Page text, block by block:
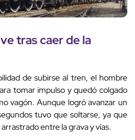
tras caer de la
de subirse al tren, el hombre
tomar impulso y quedó colgado
vagón. Aunque logró avanzar un
tuvo que soltarse, ya que
entre la grava y vías.